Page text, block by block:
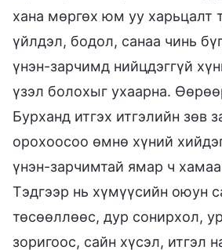
хана мөргөх юм уу харьцалт
үйлдэл, бодол, санаа чинь
үнэн-зарчимд нийцдэггүй
үзэл болохыг ухаарна.
Бурханд итгэх итгэлийн зөв
орохоосоо өмнө хүний
үнэн-зарчимтай ямар ч
Тэдгээр нь хүмүүсийн оюун
төсөөллөөс, дур сонирхол,
зоригоос, сайн хүсэл, итгэл